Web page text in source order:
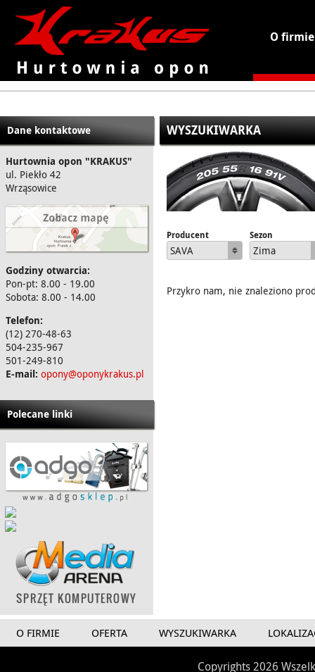
KRAKUS - hurtownia opon
O firmie
Dane kontaktowe
Hurtownia opon "KRAKUS"
ul. Piekło 42
Wrząsowice
Godziny otwarcia:
Pon-pt: 8.00 - 19.00
Sobota: 8.00 - 14.00
Telefon:
(12) 270-48-63
504-235-967
501-249-810
E-mail: opony@oponykrakus.pl
Polecane linki
WYSZUKIWARKA
Producent
SAVA
Sezon
Zima
Przykro nam, nie znaleziono
O FIRMIE OFERTA WYSZUKIWARKA
Copyrights 2026